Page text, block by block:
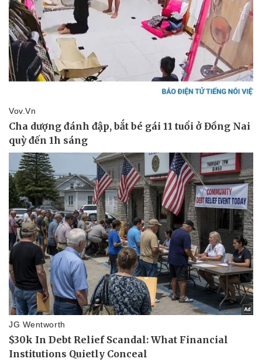
Pháp luật
Vụ án
Tin nóng
Tư vấn luật
Quân sự - Quốc phòng
Vũ khí
Việt Nam